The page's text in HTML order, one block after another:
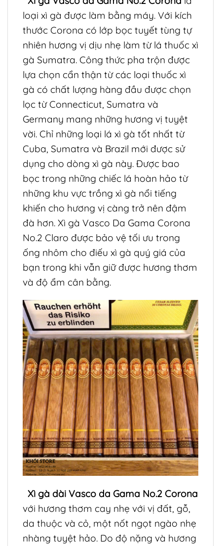
loại xì gà được làm bằng máy. Với kích
thước Corona có lớp bọc tuyết tùng tự
nhiên hương vị dịu nhẹ làm từ lá thuốc xì
gà Sumatra. Công thức pha trộn được
lựa chọn cẩn thận từ các loại thuốc xì
gà có chất lượng hàng đầu được chọn
lọc từ Connecticut, Sumatra và
Germany mang những hương vị tuyệt
vời. Chỉ những loại lá xì gà tốt nhất từ ​​
Cuba, Sumatra và Brazil mới được sử
dụng cho dòng xì gà này. Được bao
bọc trong những chiếc lá hoàn hảo từ
những khu vực trồng xì gà nổi tiếng
khiến cho hương vị càng trở nên đậm
đà hơn. Xì gà Vasco Da Gama Corona
No.2 Claro được bảo vệ tối ưu trong
ống nhôm cho điếu xì gà quý giá của
bạn trong khi vẫn giữ được hương thơm
và độ ẩm cân bằng.
Xì gà dài Vasco da Gama No.2 Corona
với hương thơm cay nhẹ với vị đất, gỗ,
da thuộc và cỏ, một nốt ngọt ngào nhẹ
nhàng tuyệt hảo. Do độ nặng và hương